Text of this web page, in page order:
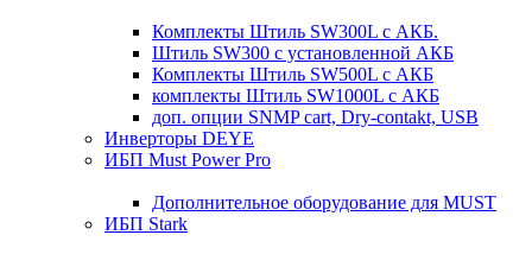
Комплекты Штиль SW300L с АКБ.
Штиль SW300 с установленной АКБ
Комплекты Штиль SW500L с АКБ
комплекты Штиль SW1000L с АКБ
доп. опции SNMP cart, Dry-contakt, USB
Инверторы DEYE
ИБП Must Power Pro
Дополнительное оборудование для MUST
ИБП Stark